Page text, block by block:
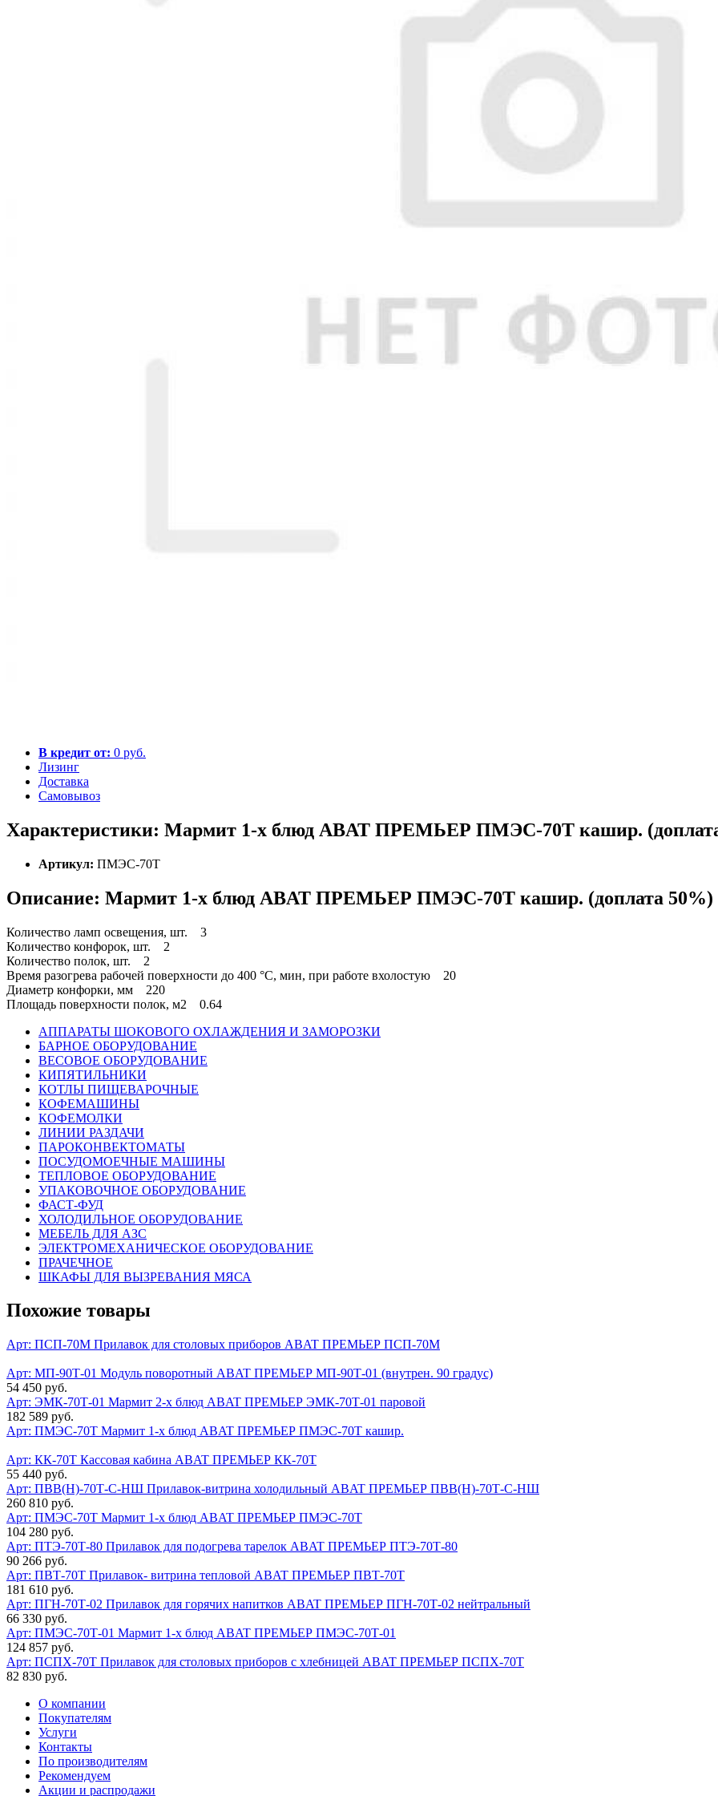
В кредит от: 0 руб.
Лизинг
Доставка
Самовывоз
Характеристики: Мармит 1-х блюд ABAT ПРЕМЬЕР ПМЭС-70Т кашир.
Артикул: ПМЭС-70Т
Описание: Мармит 1-х блюд ABAT ПРЕМЬЕР ПМЭС-70Т кашир. (доплата 50%)
Количество ламп освещения, шт. 3
Количество конфорок, шт. 2
Количество полок, шт. 2
Время разогрева рабочей поверхности до 400 °С, мин, при работе вхолостую 20
Диаметр конфорки, мм 220
Площадь поверхности полок, м2 0.64
АППАРАТЫ ШОКОВОГО ОХЛАЖДЕНИЯ И ЗАМОРОЗКИ
БАРНОЕ ОБОРУДОВАНИЕ
ВЕСОВОЕ ОБОРУДОВАНИЕ
КИПЯТИЛЬНИКИ
КОТЛЫ ПИЩЕВАРОЧНЫЕ
КОФЕМАШИНЫ
КОФЕМОЛКИ
ЛИНИИ РАЗДАЧИ
ПАРОКОНВЕКТОМАТЫ
ПОСУДОМОЕЧНЫЕ МАШИНЫ
ТЕПЛОВОЕ ОБОРУДОВАНИЕ
УПАКОВОЧНОЕ ОБОРУДОВАНИЕ
ФАСТ-ФУД
ХОЛОДИЛЬНОЕ ОБОРУДОВАНИЕ
МЕБЕЛЬ ДЛЯ АЗС
ЭЛЕКТРОМЕХАНИЧЕСКОЕ ОБОРУДОВАНИЕ
ПРАЧЕЧНОЕ
ШКАФЫ ДЛЯ ВЫЗРЕВАНИЯ МЯСА
Похожие товары
Арт: ПСП-70М Прилавок для столовых приборов ABAT ПРЕМЬЕР ПСП-70М
Арт: МП-90Т-01 Модуль поворотный ABAT ПРЕМЬЕР МП-90Т-01 (внутрен. 90 градус)
54 450 руб.
Арт: ЭМК-70Т-01 Мармит 2-х блюд ABAT ПРЕМЬЕР ЭМК-70Т-01 паровой
182 589 руб.
Арт: ПМЭС-70Т Мармит 1-х блюд ABAT ПРЕМЬЕР ПМЭС-70Т кашир.
Арт: КК-70Т Кассовая кабина ABAT ПРЕМЬЕР КК-70Т
55 440 руб.
Арт: ПВВ(Н)-70Т-С-НШ Прилавок-витрина холодильный ABAT ПРЕМЬЕР ПВВ(Н)-70Т-С-НШ
260 810 руб.
Арт: ПМЭС-70Т Мармит 1-х блюд ABAT ПРЕМЬЕР ПМЭС-70Т
104 280 руб.
Арт: ПТЭ-70Т-80 Прилавок для подогрева тарелок ABAT ПРЕМЬЕР ПТЭ-70Т-80
90 266 руб.
Арт: ПВТ-70Т Прилавок- витрина тепловой ABAT ПРЕМЬЕР ПВТ-70Т
181 610 руб.
Арт: ПГН-70Т-02 Прилавок для горячих напитков ABAT ПРЕМЬЕР ПГН-70Т-02 нейтральный
66 330 руб.
Арт: ПМЭС-70Т-01 Мармит 1-х блюд ABAT ПРЕМЬЕР ПМЭС-70Т-01
124 857 руб.
Арт: ПСПХ-70Т Прилавок для столовых приборов с хлебницей ABAT ПРЕМЬЕР ПСПХ-70Т
82 830 руб.
О компании
Покупателям
Услуги
Контакты
По производителям
Рекомендуем
Акции и распродажи